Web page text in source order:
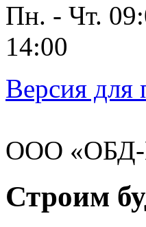
Пн. - Чт.
14:00
Версия для
ООО
Строим